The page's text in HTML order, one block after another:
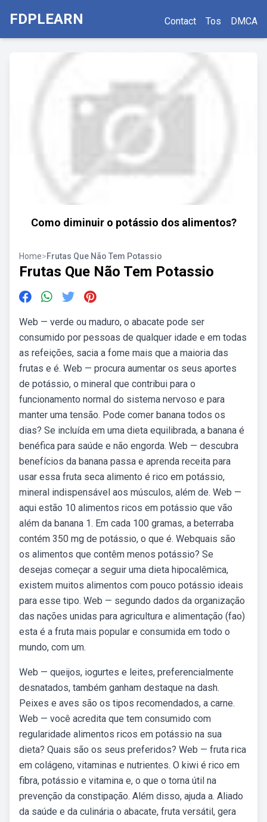
FDPLEARN Contact Tos DMCA
Como diminuir o potássio dos alimentos?
Home>Frutas Que Não Tem Potassio
Frutas Que Não Tem Potassio
Web — verde ou maduro, o abacate pode ser
consumido por pessoas de qualquer idade e em todas
as refeições, sacia a fome mais que a maioria das
frutas e é. Web — procura aumentar os seus aportes
de potássio, o mineral que contribui para o
funcionamento normal do sistema nervoso e para
manter uma tensão. Pode comer banana todos os
dias? Se incluída em uma dieta equilibrada, a banana é
benéfica para saúde e não engorda. Web — descubra
benefícios da banana passa e aprenda receita para
usar essa fruta seca alimento é rico em potássio,
mineral indispensável aos músculos, além de. Web —
aqui estão 10 alimentos ricos em potássio que vão
além da banana 1. Em cada 100 gramas, a beterraba
contém 350 mg de potássio, o que é. Webquais são
os alimentos que contêm menos potássio? Se
desejas começar a seguir uma dieta hipocalêmica,
existem muitos alimentos com pouco potássio ideais
para esse tipo. Web — segundo dados da organização
das nações unidas para agricultura e alimentação (fao)
esta é a fruta mais popular e consumida em todo o
mundo, com um.
Web — queijos, iogurtes e leites, preferencialmente
desnatados, também ganham destaque na dash.
Peixes e aves são os tipos recomendados, a carne.
Web — você acredita que tem consumido com
regularidade alimentos ricos em potássio na sua
dieta? Quais são os seus preferidos? Web — fruta rica
em colágeno, vitaminas e nutrientes. O kiwi é rico em
fibra, potássio e vitamina e, o que o torna útil na
prevenção da constipação. Além disso, ajuda a. Aliado
da saúde e da culinária o abacate, fruta versátil, gera